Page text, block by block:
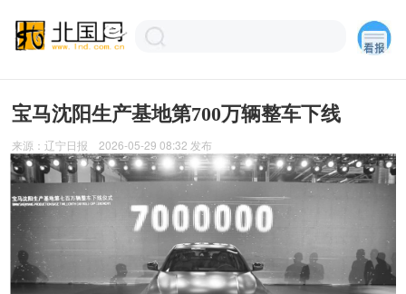
宝马沈阳生产基地第700万辆整车下线
来源：辽宁日报 2026-05-29 08:32 发布